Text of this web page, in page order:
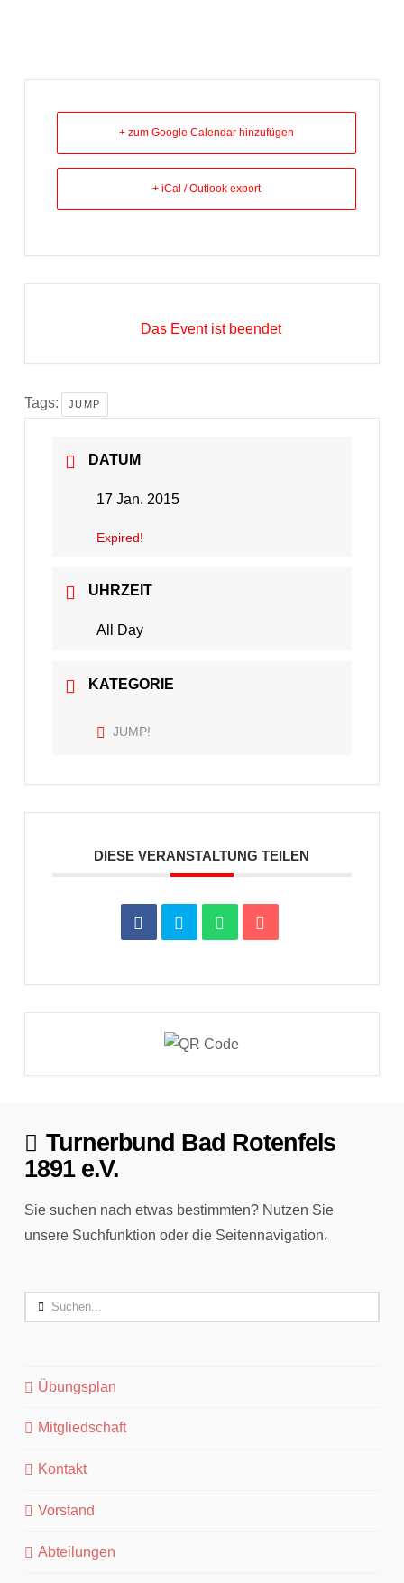
+ zum Google Calendar hinzufügen
+ iCal / Outlook export
Das Event ist beendet
Tags: JUMP
DATUM
17 Jan. 2015
Expired!
UHRZEIT
All Day
KATEGORIE
JUMP!
DIESE VERANSTALTUNG TEILEN
Turnerbund Bad Rotenfels
1891 e.V.
Sie suchen nach etwas bestimmten? Nutzen Sie
unsere Suchfunktion oder die Seitennavigation.
Search
Übungsplan
Mitgliedschaft
Kontakt
Vorstand
Abteilungen